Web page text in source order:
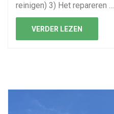
reinigen) 3) Het repareren …
VERDER LEZEN